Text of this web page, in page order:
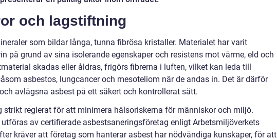
och lagstiftning
som bildar långa, tunna fibrösa kristaller. Materialet har varit
på grund av sina isolerande egenskaper och resistens mot värme, eld och
skadas eller åldras, frigörs fibrerna i luften, vilket kan leda till
asbestos, lungcancer och mesoteliom när de andas in. Det är därför
avlägsna asbest på ett säkert och kontrollerat sätt.
strikt reglerat för att minimera hälsoriskerna för människor och miljö.
av certifierade asbestsaneringsföretag enligt Arbetsmiljöverkets
kräver att företag som hanterar asbest har nödvändiga kunskaper, för att